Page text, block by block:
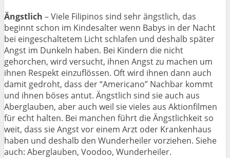
Ängstlich – Viele Filipinos sind sehr ängstlich, das
beginnt schon im Kindesalter wenn Babys in der Nacht
bei eingeschaltetem Licht schlafen und deshalb später
Angst im Dunkeln haben. Bei Kindern die nicht
gehorchen, wird versucht, ihnen Angst zu machen um
ihnen Respekt einzuflössen. Oft wird ihnen dann auch
damit gedroht, dass der “Americano” Nachbar kommt
und ihnen böses antut. Ängstlich sind sie auch aus
Aberglauben, aber auch weil sie vieles aus Aktionfilmen
für echt halten. Bei manchen führt die Ängstlichkeit so
weit, dass sie Angst vor einem Arzt oder Krankenhaus
haben und deshalb den Wunderheiler vorziehen. Siehe
auch: Aberglauben, Voodoo, Wunderheiler.